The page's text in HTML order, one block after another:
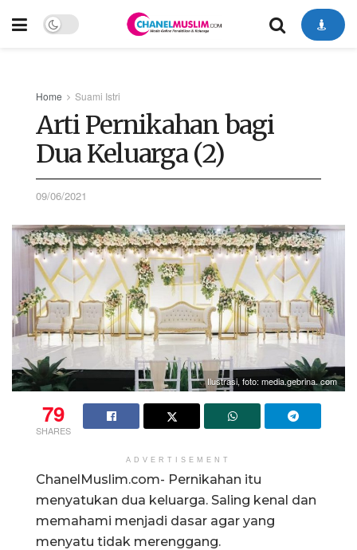
Home Suami Istri
Arti Pernikahan bagi
Dua Keluarga (2)
09/06/2021
Ilustrasi, foto: media.gebrina. com
79
SHARES
ADVERTISEMENT
ChanelMuslim.com- Pernikahan itu
menyatukan dua keluarga. Saling kenal dan
memahami menjadi dasar agar yang
menyatu tidak merenggang.